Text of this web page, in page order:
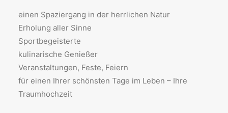
​einen Spaziergang in der herrlichen Natur
Erholung aller Sinne
Sportbegeisterte
kulinarische Genießer
Veranstaltungen, Feste, Feiern
für einen Ihrer schönsten Tage im Leben – Ihre
Traumhochzeit